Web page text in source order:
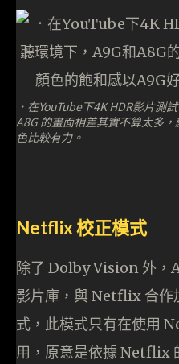
．在YouTube下4K HDR影片測
A8G 的畫面相差其實不算太多
色比較有力。
Netflix 校正模式
除了 Dolby Vision 外，
影片庫，與 Netflix 合作
式，此模式只有在使用
用，原意是依據 Netflix